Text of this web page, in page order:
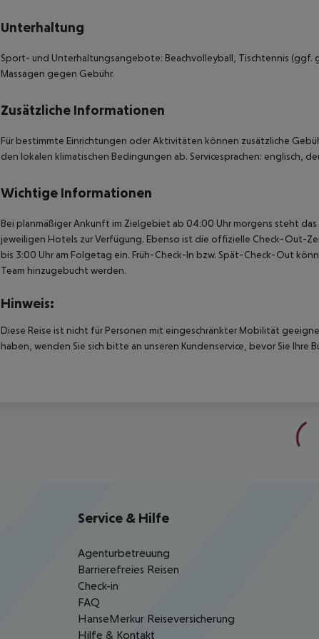
Unterhaltung
Sport- und Unterhaltungsangebote: Beachvolleyball, Tischtennis (ggf.
Massagen gegen Gebühr.
Zusätzliche Informationen
Für bestimmte Einrichtungen oder Aktivitäten können zusätzliche
den lokalen klimatischen Bedingungen ab. Servicesprachen: englisch,
Wichtige Informationen
Bei planmäßiger Ankunft im Zielgebiet ab 04:00 Uhr morgens steht
jeweiligen Hotels zur Verfügung. Ebenso ist die offizielle Check-Out-
bis 3:00 Uhr am Folgetag ein. Früh-Check-In bzw. Spät-Check-Out
Team hinzugebucht werden.
Hinweis:
Diese Reise ist nicht für Personen mit eingeschränkter Mobilität
haben, wenden Sie sich bitte an unseren Kundenservice, bevor Sie Ihre
Service & Hilfe
Agenturbetreuung
Barrierefreies Reisen
Check-in
FAQ
HanseMerkur Reiseversicherung
Hilfe & Kontakt